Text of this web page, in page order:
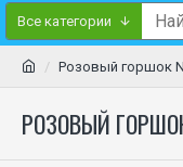
Все категории
Розовый горшок
РОЗОВЫЙ ГОРШОК